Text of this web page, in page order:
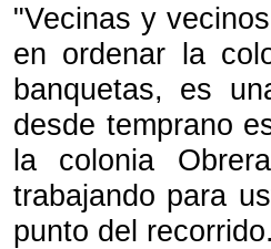
"Vecinas y
en ordenar la
banquetas, es
desde temprano
la colonia
trabajando para
punto del recorrido.